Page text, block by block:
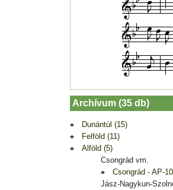
Archívum (35 db)
Dunántúl (15)
Felföld (11)
Alföld (5)
Csongrád vm.
Csongrád - AP-
Jász-Nagykun-